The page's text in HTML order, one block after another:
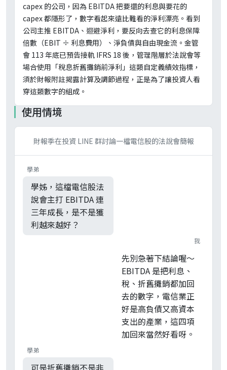
capex 的公司，因為 EBITDA 把要還的利息與要花的
capex 都隱形了，數字看起來遠比難看的淨利漂亮。看到
公司主推 EBITDA、迴避淨利，要反向去查它的利息保障
倍數（EBIT ÷ 利息費用）、淨負債與自由現金流。金管
會 113 年底已預告接軌 IFRS 18 後，管理階層於法說會等
場合使用「稅息折舊攤銷前淨利」這類自定義績效指標，
須於財報附註揭露計算及調節過程，正是為了讓投資人看
穿這類數字的組成。
使用情境
財報季在投資 LINE 群討論一檔電信股的法說會簡報
學弟
學姊，這檔電信股法
說會主打 EBITDA 連
三年成長，是不是獲
利越來越好？
我
先別急著下結論喔～
EBITDA 是把利息、
稅、折舊攤銷都加回
去的數字，電信業正
好是高負債又高資本
支出的產業，這四項
加回來當然好看呀。
學弟
可是折舊攤銷不是非